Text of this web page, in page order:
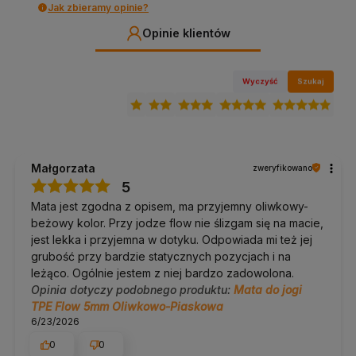
Przyczepność, czego się spodziewać
Na sucho TPE Flow daje pewne oparcie, także przy
szybszych przejściach.Pianka nie chłonie wilgoci, dlatego pot
Pielęgnacja i trwałość
Nie wystawiaj na słońce ani wysokie temperatury (np.
bagażnik auta latem).
Przechowuj zwiniętą, w cieniu.
Dobierz do kompletu
Pokrowiec lub pasek do noszenia, do mobilnej,
wielofunkcyjnej praktyki.pokrowce na maty ·paski do
maty
Ręcznik na matę
, przy intensywniejszym treningu.
ręczniki na matę
Klocki i pasek do jogi
do jogi
paski do maty
Nie wiesz, którą matę wybrać?
Jak zbieramy opinie?
Opinie klientów
Wyczyść Szukaj
Małgorzata zweryfikowano
5
Mata jest zgodna z opisem, ma przyjemny oliwkowy-
beżowy kolor. Przy jodze flow nie ślizgam się na macie,
jest lekka i przyjemna w dotyku. Odpowiada mi też jej
grubość przy bardzie statycznych pozycjach i na
leżąco. Ogólnie jestem z niej bardzo zadowolona.
Opinia dotyczy podobnego produktu: Mata do jogi
TPE Flow 5mm Oliwkowo-Piaskowa
6/23/2026
0
0